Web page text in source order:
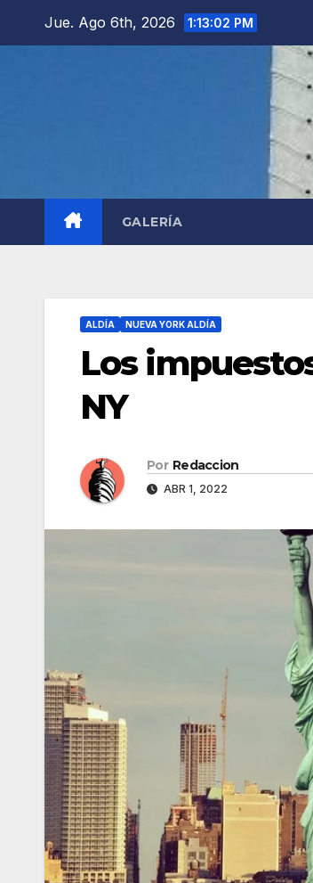
Jue. Ago 6th, 2026 1:13:03 PM
GALERÍA
ALDÍA NUEVA YORK ALDÍA
Los
NY
Por Redaccion
ABR 1, 2022